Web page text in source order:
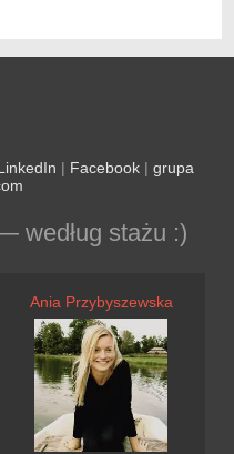
| Facebook | grupa
według stażu :)
Ania Przybyszewska